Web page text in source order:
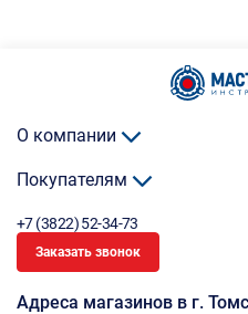
О компании
Покупателям
+7 (3822) 52-34-73
Заказать звонок
Адреса магазинов в г.